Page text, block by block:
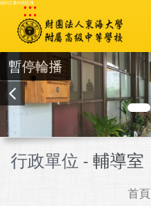
跳到主要內容區塊
:::
暫停輪播
行政單位 - 輔導室
首頁